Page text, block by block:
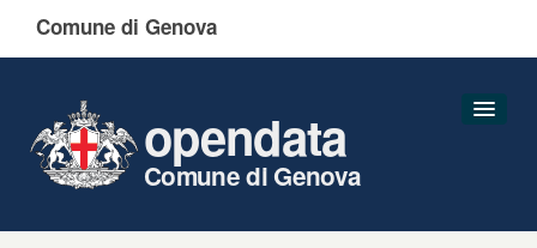
Comune di Genova
opendata
Comune di Genova